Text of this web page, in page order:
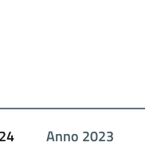
Anno 2023